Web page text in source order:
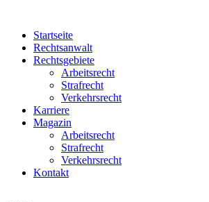
Startseite
Rechtsanwalt
Rechtsgebiete
Arbeitsrecht
Strafrecht
Verkehrsrecht
Karriere
Magazin
Arbeitsrecht
Strafrecht
Verkehrsrecht
Kontakt